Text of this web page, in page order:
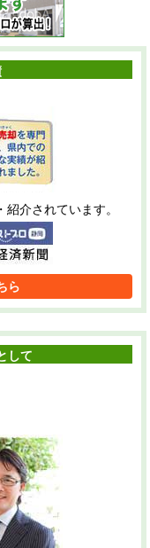
介されています。
ら
して